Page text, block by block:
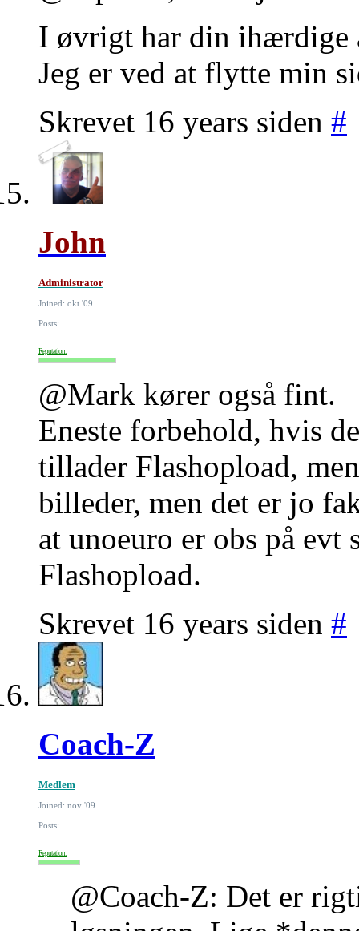
I øvrigt har din ihærdige
Jeg er ved at flytte min
Skrevet 16 years siden #
John
Administrator
Joined: okt '09
Posts:
Reputation:
@Mark kører også fint.
Eneste forbehold, hvis
tillader Flashopload,
billeder, men det er jo
at unoeuro er obs på evt
Flashopload.
Skrevet 16 years siden #
Coach-Z
Medlem
Joined: nov '09
Posts:
Reputation:
@Coach-Z: Det er